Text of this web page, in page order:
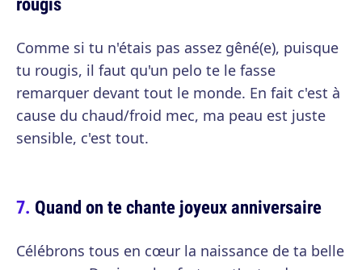
Comme si tu n'étais pas assez gêné(e), puisque
tu rougis, il faut qu'un pelo te le fasse
remarquer devant tout le monde. En fait c'est à
cause du chaud/froid mec, ma peau est juste
sensible, c'est tout.
Quand on te chante joyeux anniversaire
Célébrons tous en cœur la naissance de ta belle